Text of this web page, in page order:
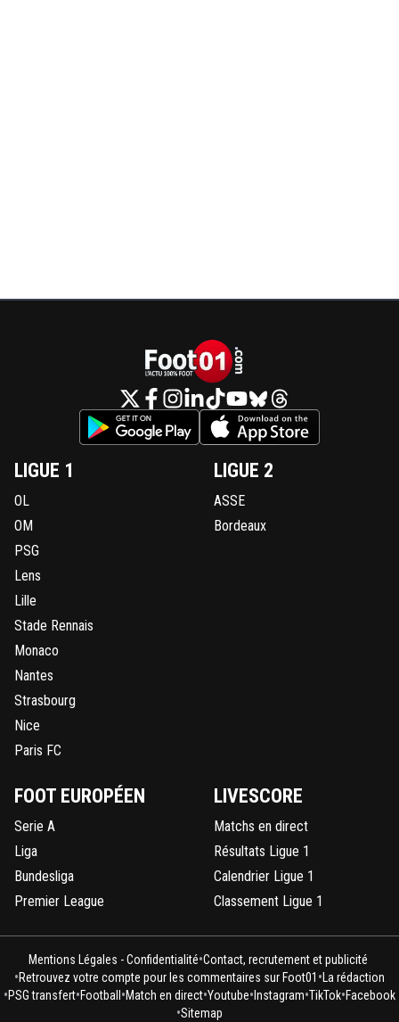
LIGUE 1
OL
OM
PSG
Lens
Lille
Stade Rennais
Monaco
Nantes
Strasbourg
Nice
Paris FC
LIGUE 2
ASSE
Bordeaux
FOOT EUROPÉEN
Serie A
Liga
Bundesliga
Premier League
LIVESCORE
Matchs en direct
Résultats Ligue 1
Calendrier Ligue 1
Classement Ligue 1
Mentions Légales - Confidentialité•Contact, recrutement et publicité
•Retrouvez votre compte pour les commentaires sur Foot01 • La rédaction
•PSG transfert•Football •Match en direct•Youtube• Instagram•TikTok•Facebook
•Sitemap